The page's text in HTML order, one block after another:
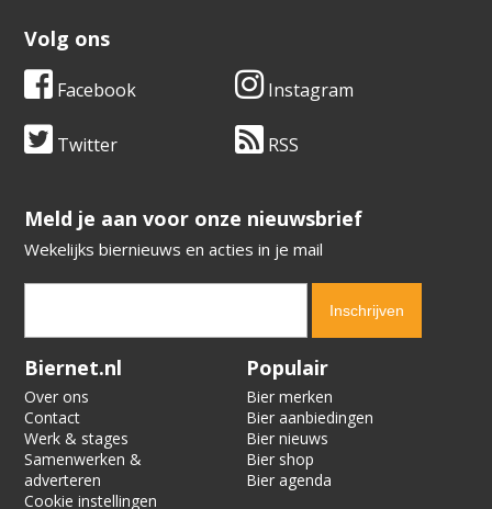
Volg ons
Facebook Instagram
Twitter RSS
​​​​​​​Meld je aan voor onze nieuwsbrief
Wekelijks biernieuws en acties in je mail
Verification code:
Biernet.nl
Over ons
Contact
Werk & stages
Samenwerken &
adverteren
Cookie instellingen
Populair
Bier merken
Bier aanbiedingen
Bier nieuws
Bier shop
Bier agenda